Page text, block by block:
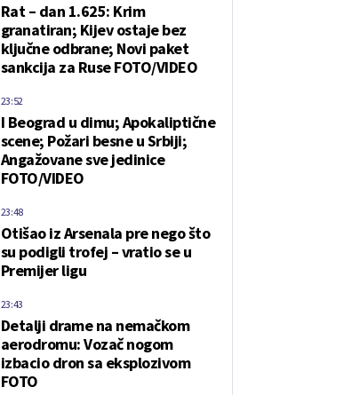
Rat – dan 1.625: Krim
granatiran; Kijev ostaje bez
ključne odbrane; Novi paket
sankcija za Ruse FOTO/VIDEO
I Beograd u dimu; Apokaliptične
scene; Požari besne u Srbiji;
Angažovane sve jedinice
FOTO/VIDEO
23:52
Otišao iz Arsenala pre nego što
su podigli trofej – vratio se u
Premijer ligu
23:48
Detalji drame na nemačkom
aerodromu: Vozač nogom
izbacio dron sa eksplozivom
FOTO
23:43